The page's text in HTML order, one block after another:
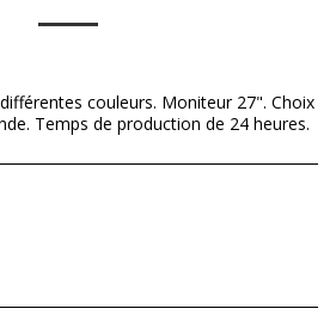
couleurs. Moniteur 27". Choix
Temps de production de 24 heures.